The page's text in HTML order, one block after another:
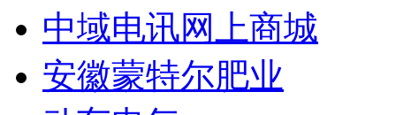
中域电讯网上商城
安徽蒙特尔肥业